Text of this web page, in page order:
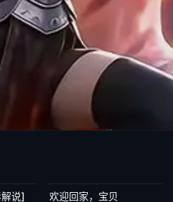
7.2
说] 今日更新
欢迎回家，宝贝